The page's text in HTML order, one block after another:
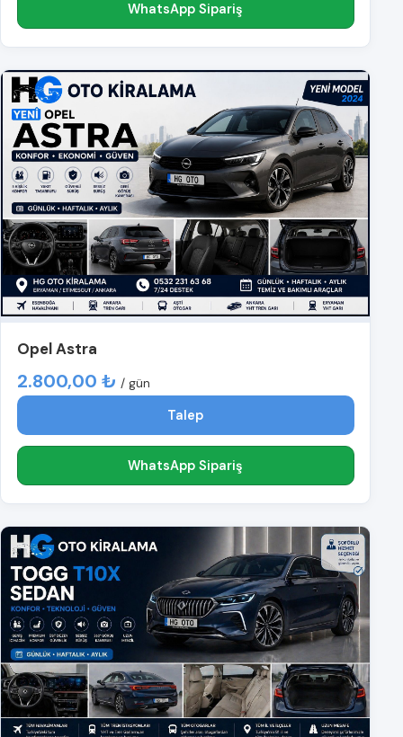
WhatsApp Sipariş
Opel Astra
2.800,00 ₺ / gün
Talep
WhatsApp Sipariş